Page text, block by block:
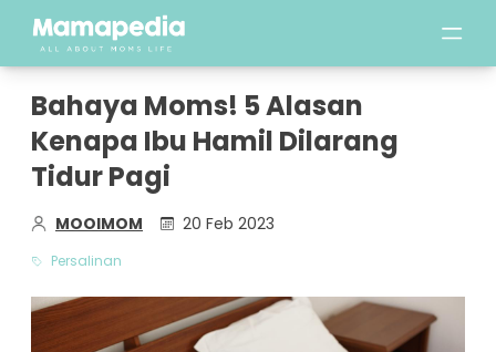
Bahaya Moms! 5 Alasan
Kenapa Ibu Hamil Dilarang
Tidur Pagi
MOOIMOM 20 Feb 2023
Persalinan